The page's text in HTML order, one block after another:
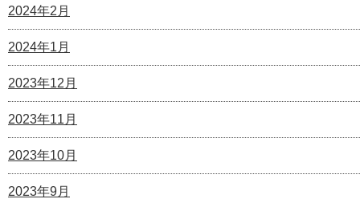
2024年2月
2024年1月
2023年12月
2023年11月
2023年10月
2023年9月